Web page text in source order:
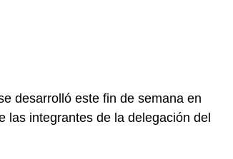
desarrolló este fin de semana en
las integrantes de la delegación del